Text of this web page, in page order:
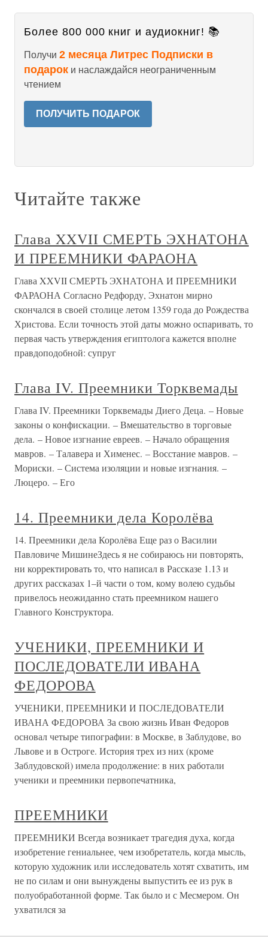
Более 800 000 книг и аудиокниг! 📚
Получи 2 месяца Литрес Подписки в
подарок и наслаждайся неограниченным
чтением
ПОЛУЧИТЬ ПОДАРОК
Читайте также
Глава XXVII СМЕРТЬ ЭХНАТОНА
И ПРЕЕМНИКИ ФАРАОНА
Глава XXVII СМЕРТЬ ЭХНАТОНА И ПРЕЕМНИКИ
ФАРАОНА Согласно Редфорду, Эхнатон мирно
скончался в своей столице летом 1359 года до Рождества
Христова. Если точность этой даты можно оспаривать, то
первая часть утверждения египтолога кажется вполне
правдоподобной: супруг
Глава IV. Преемники Торквемады
Глава IV. Преемники Торквемады Диего Деца. – Новые
законы о конфискации. – Вмешательство в торговые
дела. – Новое изгнание евреев. – Начало обращения
мавров. – Талавера и Хименес. – Восстание мавров. –
Мориски. – Система изоляции и новые изгнания. –
Люцеро. – Его
14. Преемники дела Королёва
14. Преемники дела Королёва Еще раз о Василии
Павловиче МишинеЗдесь я не собираюсь ни повторять,
ни корректировать то, что написал в Рассказе 1.13 и
других рассказах 1–й части о том, кому волею судьбы
привелось неожиданно стать преемником нашего
Главного Конструктора.
УЧЕНИКИ, ПРЕЕМНИКИ И
ПОСЛЕДОВАТЕЛИ ИВАНА
ФЕДОРОВА
УЧЕНИКИ, ПРЕЕМНИКИ И ПОСЛЕДОВАТЕЛИ
ИВАНА ФЕДОРОВА За свою жизнь Иван Федоров
основал четыре типографии: в Москве, в Заблудове, во
Львове и в Остроге. История трех из них (кроме
Заблудовской) имела продолжение: в них работали
ученики и преемники первопечатника,
ПРЕЕМНИКИ
ПРЕЕМНИКИ Всегда возникает трагедия духа, когда
изобретение гениальнее, чем изобретатель, когда мысль,
которую художник или исследователь хотят схватить, им
не по силам и они вынуждены выпустить ее из рук в
полуобработанной форме. Так было и с Месмером. Он
ухватился за